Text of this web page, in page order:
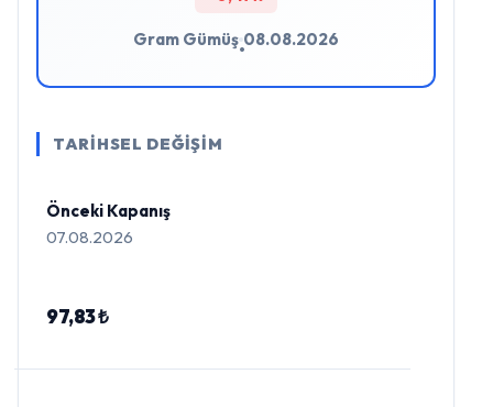
Gram Gümüş
•
08.08.2026
TARİHSEL DEĞİŞİM
Önceki Kapanış
07.08.2026
97,83 ₺